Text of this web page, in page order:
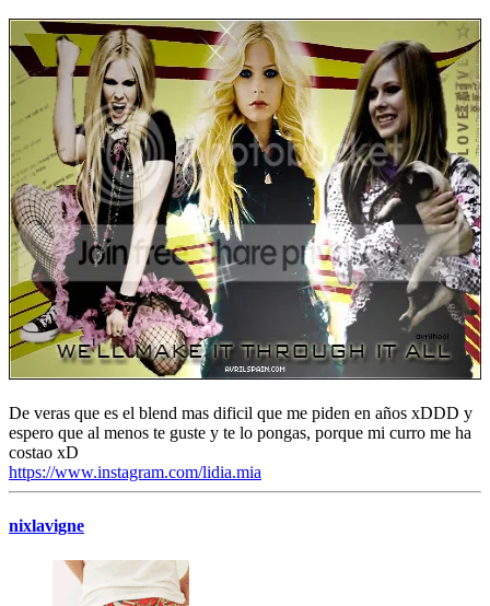
De veras que es el blend mas dificil que me piden en años xDDD y
espero que al menos te guste y te lo pongas, porque mi curro me ha
costao xD
https://www.instagram.com/lidia.mia
nixlavigne